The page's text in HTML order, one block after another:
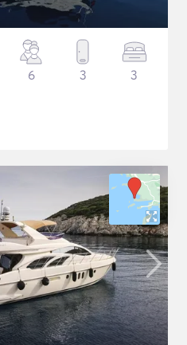
6 3 3